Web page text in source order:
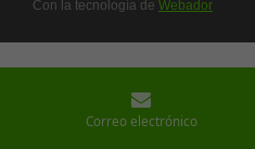
Con la tecnología de Webador
Correo electrónico